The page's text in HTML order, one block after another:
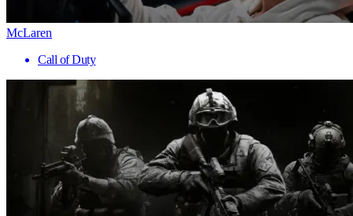
McLaren
Call of Duty